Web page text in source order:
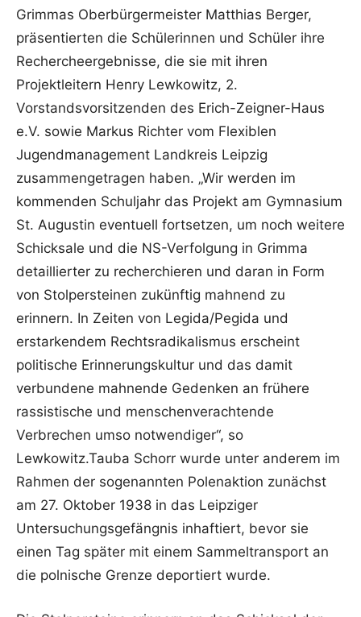
Grimmas Oberbürgermeister Matthias Berger,
präsentierten die Schülerinnen und Schüler ihre
Rechercheergebnisse, die sie mit ihren
Projektleitern Henry Lewkowitz, 2.
Vorstandsvorsitzenden des Erich-Zeigner-Haus
e.V. sowie Markus Richter vom Flexiblen
Jugendmanagement Landkreis Leipzig
zusammengetragen haben. „Wir werden im
kommenden Schuljahr das Projekt am Gymnasium
St. Augustin eventuell fortsetzen, um noch weitere
Schicksale und die NS-Verfolgung in Grimma
detaillierter zu recherchieren und daran in Form
von Stolpersteinen zukünftig mahnend zu
erinnern. In Zeiten von Legida/Pegida und
erstarkendem Rechtsradikalismus erscheint
politische Erinnerungskultur und das damit
verbundene mahnende Gedenken an frühere
rassistische und menschenverachtende
Verbrechen umso notwendiger“, so
Lewkowitz.Tauba Schorr wurde unter anderem im
Rahmen der sogenannten Polenaktion zunächst
am 27. Oktober 1938 in das Leipziger
Untersuchungsgefängnis inhaftiert, bevor sie
einen Tag später mit einem Sammeltransport an
die polnische Grenze deportiert wurde.